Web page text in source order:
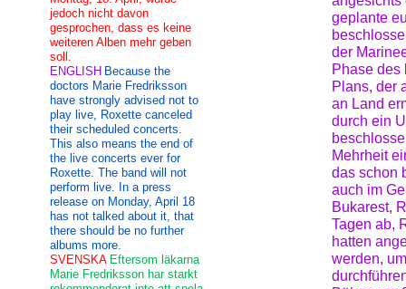
geplante
der
Phase des
Plans, der
an Land
durch ein
Mehrheit
das schon
auch im
Bukarest,
Tagen ab,
hatten
werden,
jedoch nicht davon
gesprochen, dass es keine
weiteren Alben mehr geben
soll.
ENGLISH Because the
doctors Marie Fredriksson
have strongly advised not to
play live, Roxette canceled
their scheduled concerts.
This also means the end of
the live concerts ever for
Roxette. The band will not
perform live. In a press
release on Monday, April 18
has not talked about it, that
there should be no further
albums more.
SVENSKA Eftersom läkarna
Marie Fredriksson har starkt